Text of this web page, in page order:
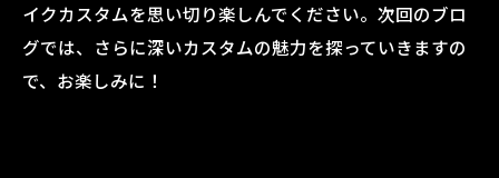
イクカスタムを思い切り楽しんでください。次回のブロ
グでは、さらに深いカスタムの魅力を探っていきますの
で、お楽しみに！